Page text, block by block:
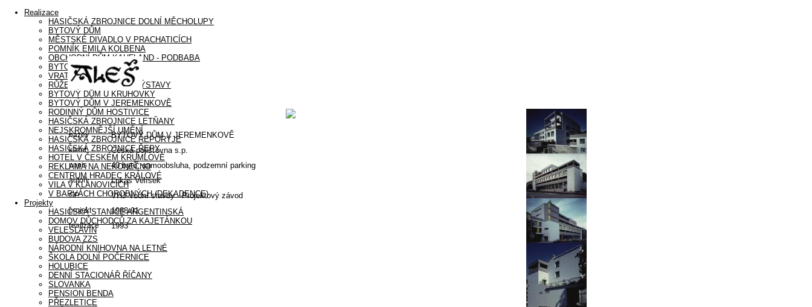
Realizace
HASIČSKÁ ZBROJNICE DOLNÍ MĚCHOLUPY
BYTOVÝ DŮM
MĚSTSKÉ DIVADLO V PRACHATICÍCH
POMNÍK EMILA KOLBENA
OBCHODNÍ DŮM KAUFLAND - PODBABA
BYTOVÝ DŮM LIBOCKÁ
VRATA V ŘEPORYJÍCH
RŮŽENA – INSTALACE VÝSTAVY
BYTOVÝ DŮM U KRUHOVKY
BYTOVÝ DŮM V JEREMENKOVĚ
RODINNÝ DŮM HOSTIVICE
HASIČSKÁ ZBROJNICE LETŇANY
NEJSKROMNĚJŠÍ UMĚNÍ
HASIČSKÁ ZBROJNICE ŘEPORYJE
HASIČSKÁ ZBROJNICE ŘEPY
HOTEL V ČESKÉM KRUMLOVĚ
REKLAMA NA NEKONEČNO
CENTRUM HRADEC KRÁLOVÉ
VILA V KLÁNOVICÍCH
V BARVÁCH CHOROBNÝCH (DEKADENCE)
Projekty
HASIČSKÁ STANICE ARGENTINSKÁ
DOMOV DŮCHODCŮ ZA KAJETÁNKOU
VELESLAVÍN
BUDOVA ZZS
NÁRODNÍ KNIHOVNA NA LETNÉ
ŠKOLA DOLNÍ POČERNICE
HOLUBICE
DENNÍ STACIONÁŘ ŘÍČANY
SLOVANKA
PENSION BENDA
PŘEZLETICE
název BYTOVÝ DŮM V JEREMENKOVĚ
klient Česká pojišťovna s.p.
popis 40 bytů, samoobsluha, podzemní parking
autoři Lukáš Velíšek
GP VHJ Vodní stavby - Projektový závod
projekt 1988-91
realizace 1993